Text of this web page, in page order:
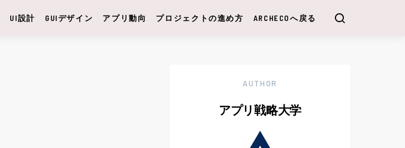
UI設計 GUIデザイン アプリ動向 プロジェクトの進め方 ARCHECOへ戻る
AUTHOR
アプリ戦略大学